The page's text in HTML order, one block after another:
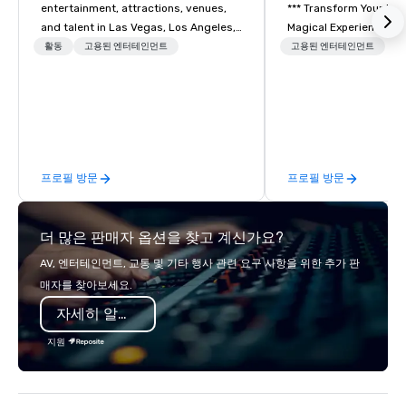
entertainment, attractions, venues,
and talent in Las Vegas, Los Angeles,
and Atlantic City. We specialize in
direct line of communication, and
unparalleled customer service.
활동 고용된 엔터테인먼트
프로필 방문
*** Transform Your Event into a
Magical Experience with Fun
Corporate Magic, a
will be talking about
come. Whether you're
retreat, or holiday
shows leave your
inspired, and empowered.
Spanish, French, and
고용된 엔터테인먼트
프로필 방문
더 많은 판매자 옵션을 찾고 계신가요?
AV, 엔터테인먼트, 교통 및 기타 행사 관련 요구 사항을 위한 추가 판
매자를 찾아보세요.
자세히 알아보기
지원